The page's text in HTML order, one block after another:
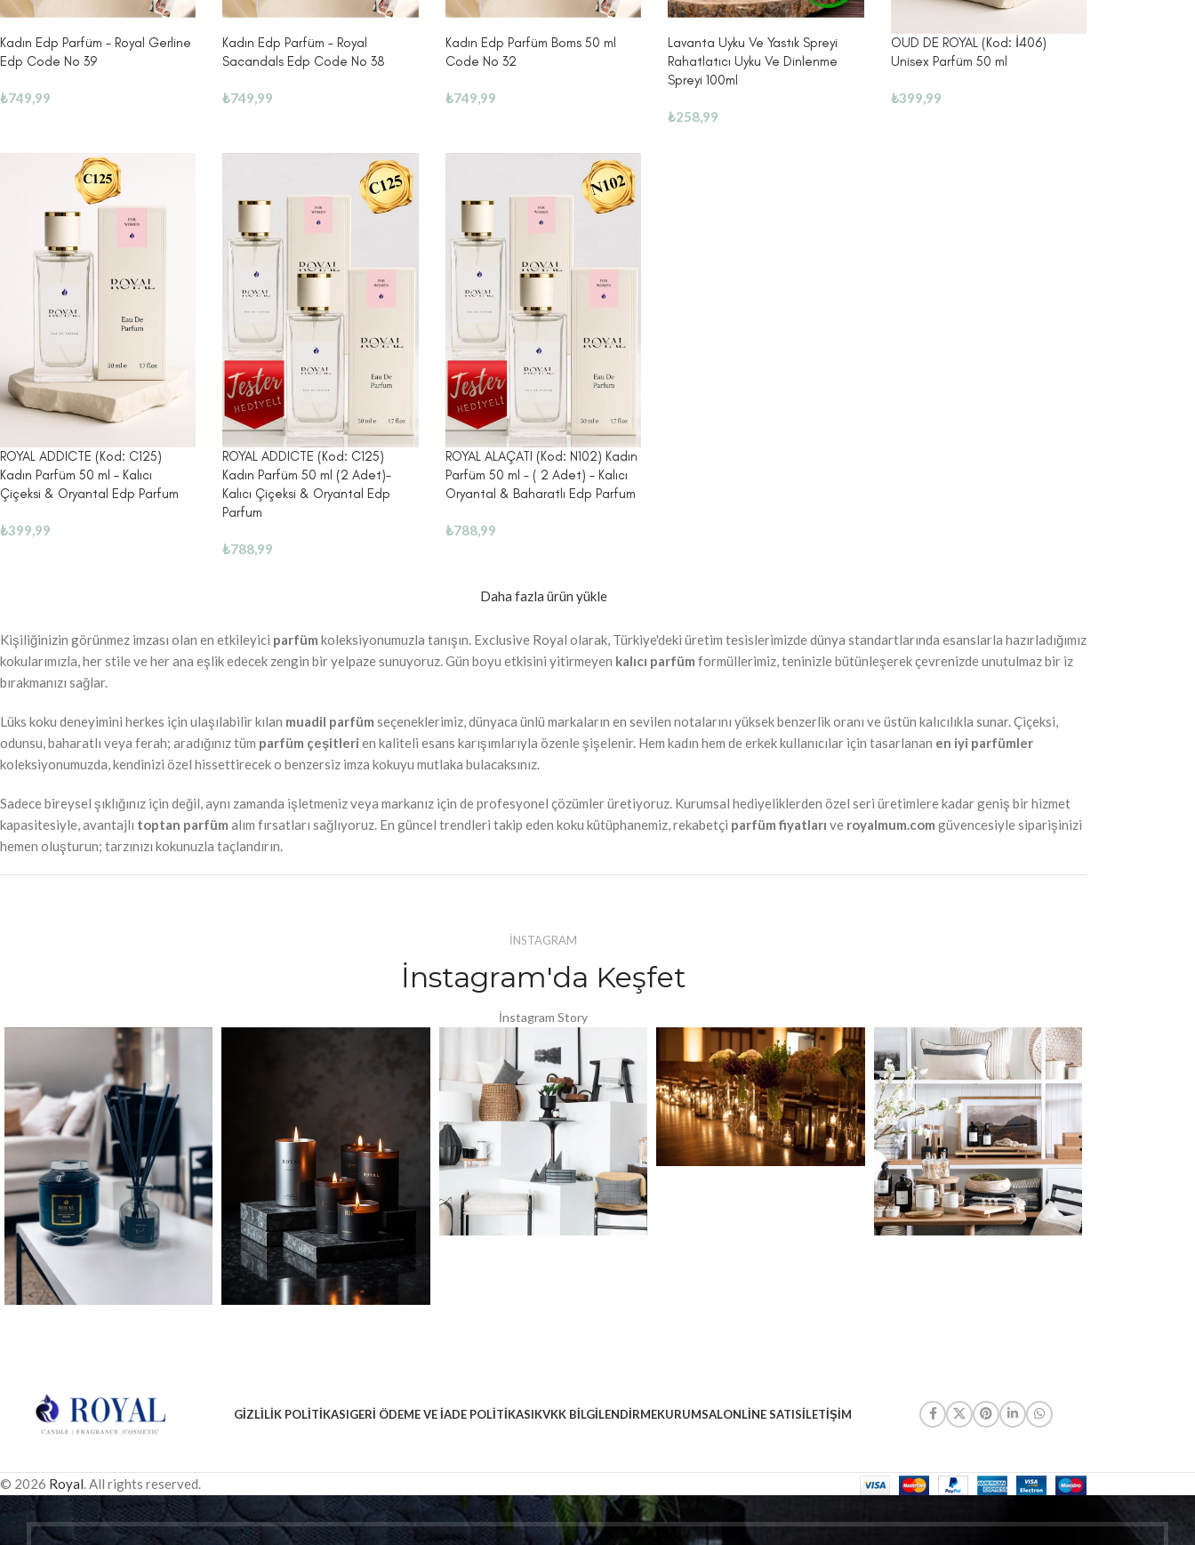
Kadın Edp Parfüm – Royal Gerline
Edp Code No 39
₺749,99
Kadın Edp Parfüm – Royal
Sacandals Edp Code No 38
₺749,99
Kadın Edp Parfüm Boms 50 ml
Code No 32
₺749,99
Lavanta Uyku Ve Yastık Spreyi
Rahatlatıcı Uyku Ve Dinlenme
Spreyi 100ml
₺258,99
OUD DE ROYAL (Kod: İ406)
Unisex Parfüm 50 ml
₺399,99
ROYAL ADDICTE (Kod: C125)
Kadın Parfüm 50 ml – Kalıcı
Çiçeksi & Oryantal Edp Parfum
₺399,99
ROYAL ADDICTE (Kod: C125)
Kadın Parfüm 50 ml (2 Adet)–
Kalıcı Çiçeksi & Oryantal Edp
Parfum
₺788,99
ROYAL ALAÇATI (Kod: N102) Kadın
Parfüm 50 ml – ( 2 Adet) – Kalıcı
Oryantal & Baharatlı Edp Parfum
₺788,99
Daha fazla ürün yükle
Kişiliğinizin görünmez imzası olan en etkileyici parfüm koleksiyonumuzla tanışın. Exclusive Royal olarak, Türkiye'deki üretim tesislerimizde dünya standartlarında esanslarla hazırladığımız
kokularımızla, her stile ve her ana eşlik edecek zengin bir yelpaze sunuyoruz. Gün boyu etkisini yitirmeyen kalıcı parfüm formüllerimiz, teninizle bütünleşerek çevrenizde unutulmaz bir iz
bırakmanızı sağlar.
Lüks koku deneyimini herkes için ulaşılabilir kılan muadil parfüm seçeneklerimiz, dünyaca ünlü markaların en sevilen notalarını yüksek benzerlik oranı ve üstün kalıcılıkla sunar. Çiçeksi,
odunsu, baharatlı veya ferah; aradığınız tüm parfüm çeşitleri en kaliteli esans karışımlarıyla özenle şişelenir. Hem kadın hem de erkek kullanıcılar için tasarlanan en iyi parfümler
koleksiyonumuzda, kendinizi özel hissettirecek o benzersiz imza kokuyu mutlaka bulacaksınız.
Sadece bireysel şıklığınız için değil, aynı zamanda işletmeniz veya markanız için de profesyonel çözümler üretiyoruz. Kurumsal hediyeliklerden özel seri üretimlere kadar geniş bir hizmet
kapasitesiyle, avantajlı toptan parfüm alım fırsatları sağlıyoruz. En güncel trendleri takip eden koku kütüphanemiz, rekabetçi parfüm fiyatları ve royalmum.com güvencesiyle siparişinizi
hemen oluşturun; tarzınızı kokunuzla taçlandırın.
İNSTAGRAM
İnstagram'da Keşfet
İnstagram Story
GIZLILIK POLITIKASIGERI ÖDEME VE İADE POLITIKASIKVKK BILGILENDIRMEKURUMSALONLINE SATISİLETIŞIM
© 2026 Royal . All rights reserved.